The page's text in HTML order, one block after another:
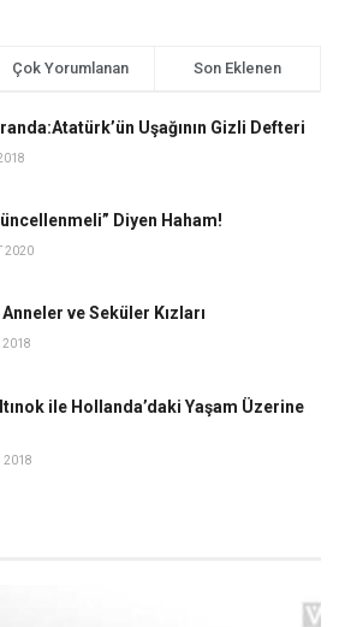
Çok Yorumlanan Son Eklenen
Uşağının Gizli Defteri
Diyen Haham!
2020
ve Seküler Kızları
2018
ile Hollanda’daki Yaşam Üzerine
2018